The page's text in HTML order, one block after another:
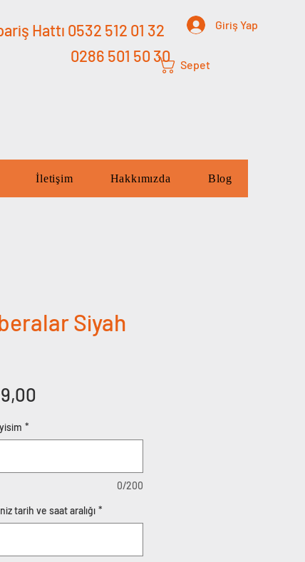
Giriş Yap
0286 501 50 30
Hattı 0532 512 01 32
Sepet
İletişim Hakkımızda Blog
Siyah
*
0/200
tarih ve saat aralığı *